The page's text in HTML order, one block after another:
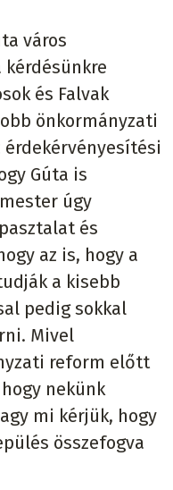
város
kérdésünkre
és Falvak
önkormányzati
Gúta is
úgy
és
az is, hogy a
a kisebb
pedig sokkal
Mivel
reform előtt
nekünk
mi kérjük, hogy
összefogva